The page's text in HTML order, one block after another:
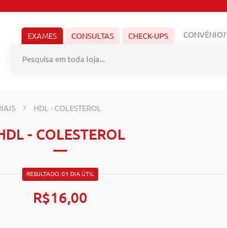
EXAMES CONSULTAS CHECK-UPS CONVÊNIO?
HDL - COLESTEROL
- COLESTEROL
RESULTADO: 01 DIA ÚTIL
R$16,00